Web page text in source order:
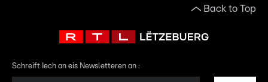
Back to Top
Schreift Iech an eis Newsletteren an :